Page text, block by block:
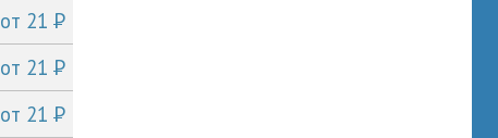
от 21P
от 21P
от 21P